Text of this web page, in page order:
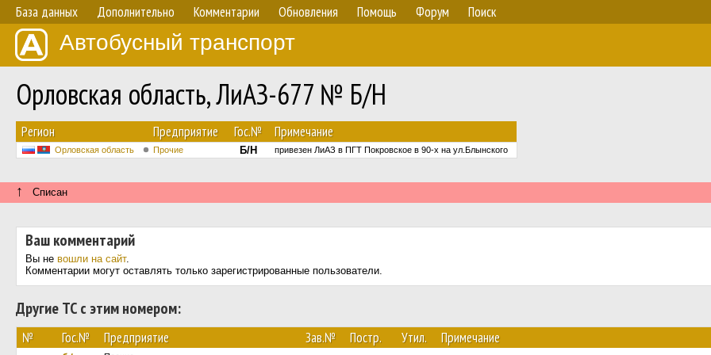
База данных Дополнительно Комментарии Обновления Помощь Форум Поиск
Автобусный транспорт
Орловская область, ЛиАЗ-677 № Б/Н
Регион Предприятие Гос.№ Примечание
Орловская область Прочие Б/Н привезен ЛиАЗ в ПГТ Покровское в 90-х на ул.Блынского
↑ Списан
Ваш комментарий
Вы не вошли на сайт.
Комментарии могут оставлять только зарегистрированные пользователи.
Другие ТС с этим номером:
№ Гос.№ Предприятие Зав.№ Постр. Утил. Примечание